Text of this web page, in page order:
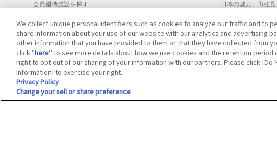
会員優待施設を探す
新規優待施設
海外で使える会員優待サービス
JAFプレミアムサービス
JAFライフサポート
JAF Mate
冊子JAF Mate・JAF PLUS
日本の魅力、再発
おでかけスポット
ドライブコースを
イベントを探す
地図から探す
We collect unique personal identifiers such as cookies to analyze our traffic and to
share information about your use of our website with our analytics and advertising
other information that you have provided to them or that they have collected from
click "here" to see more details about how we use cookies and the retention period
right to opt out of our sharing of your information with our partners. Please click [Do
Information] to exercise your right.
Privacy Policy
Change your sell or share preference